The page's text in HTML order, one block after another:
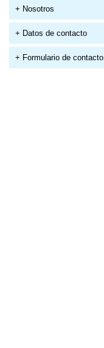
+ Nosotros
+ Datos de contacto
+ Formulario de contacto